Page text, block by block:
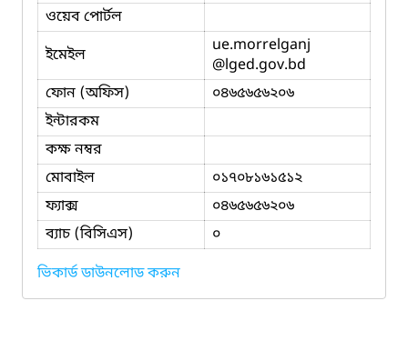
ওয়েব পোর্টল
ইমেইল
ue.morrelganj
@lged.gov.bd
ফোন (অফিস)
০৪৬৫৬৫৬২০৬
ইন্টারকম
কক্ষ নম্বর
মোবাইল
০১৭০৮১৬১৫১২
ফ্যাক্স
০৪৬৫৬৫৬২০৬
ব্যাচ (বিসিএস)
০
ভিকার্ড ডাউনলোড করুন